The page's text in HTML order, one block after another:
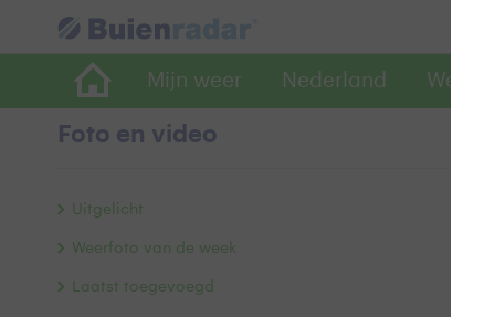
Mijn weer Nederland
Foto en video
Uitgelicht
Weerfoto van de week
Laatst toegevoegd